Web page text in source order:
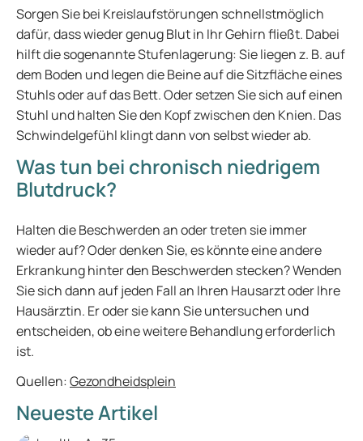
Sorgen Sie bei Kreislaufstörungen schnellstmöglich
dafür, dass wieder genug Blut in Ihr Gehirn fließt. Dabei
hilft die sogenannte Stufenlagerung: Sie liegen z. B. auf
dem Boden und legen die Beine auf die Sitzfläche eines
Stuhls oder auf das Bett. Oder setzen Sie sich auf einen
Stuhl und halten Sie den Kopf zwischen den Knien. Das
Schwindelgefühl klingt dann von selbst wieder ab.
Was tun bei chronisch niedrigem
Blutdruck?
Halten die Beschwerden an oder treten sie immer
wieder auf? Oder denken Sie, es könnte eine andere
Erkrankung hinter den Beschwerden stecken? Wenden
Sie sich dann auf jeden Fall an Ihren Hausarzt oder Ihre
Hausärztin. Er oder sie kann Sie untersuchen und
entscheiden, ob eine weitere Behandlung erforderlich
ist.
Quellen:Gezondheidsplein
Neueste Artikel